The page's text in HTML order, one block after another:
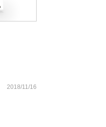
2018/11/16